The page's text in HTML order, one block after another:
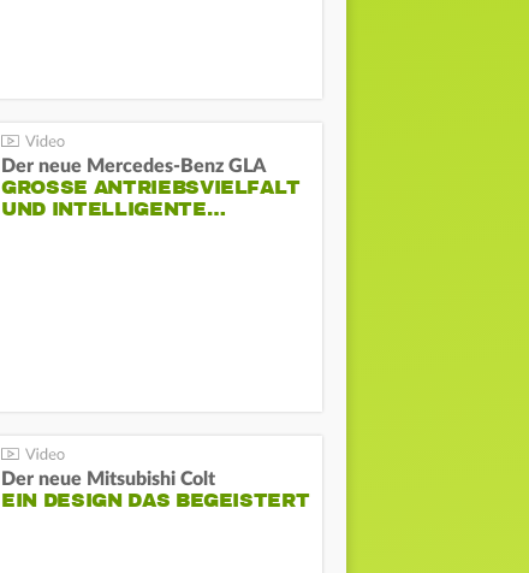
Der neue Mercedes-Benz GLA
GROSSE ANTRIEBSVIELFALT U
ND INTELLIGENTE…
Der neue Mitsubishi Colt
EIN DESIGN DAS BEGEISTERT